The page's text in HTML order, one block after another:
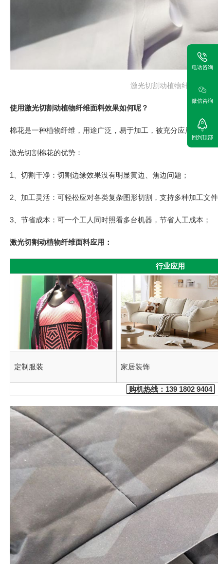
激光切割动植物纤维面料
使用激光切割动植物纤维面料效果如何呢？
棉花是一种植物纤维，用途广泛，易于加工，被充分应用到服装
激光切割棉花的优势：
1、切割干净：切割边缘效果没有明显黄边、焦边问题；
2、加工灵活：可轻松应对各类复杂图形切割，支持多种加工文
3、节省成本：可一个工人同时照看多台机器，节省人工成本；
激光切割动植物纤维面料应用：
行业应用
定制服装 家居装饰
购机热线： 139 1802 9404
电话咨询
微信咨询
回到顶部